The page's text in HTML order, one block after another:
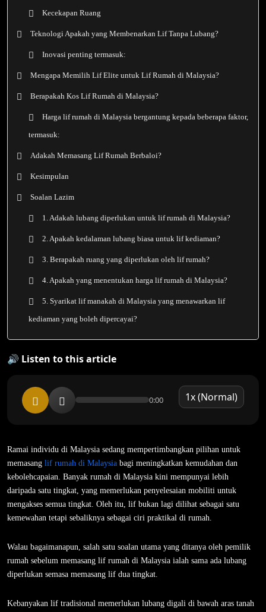
Kecekapan Ruang
Teknologi Apakah yang Membenarkan Lif Tanpa Lubang?
Inovasi penting termasuk:
Mengapa Memilih Lif Elite untuk Lif Rumah di Malaysia?
Berapakah Kos Lif Rumah di Malaysia?
Harga lif rumah di Malaysia bergantung kepada beberapa faktor,
termasuk:
Adakah Memasang Lif Rumah Berbaloi?
Kesimpulan
Soalan Lazim
1. Adakah lubang diperlukan untuk lif rumah di Malaysia?
2. Apakah kedalaman lubang biasa untuk lif kediaman?
3. Berapakah ruang yang diperlukan oleh lif rumah?
4. Apakah yang menentukan harga lif rumah di Malaysia?
5. Syarikat lif manakah di Malaysia yang menawarkan lif
kediaman yang boleh dipercayai?
🔊 Listen to this article
0:00
Ramai individu di Malaysia sedang mempertimbangkan pilihan untuk
memasang lif rumah di Malaysia bagi meningkatkan kemudahan dan
kebolehcapaian. Banyak rumah di Malaysia kini mempunyai lebih
daripada satu tingkat, yang memerlukan penyelesaian mobiliti untuk
mengakses semua tingkat. Oleh itu, lif bukan lagi dilihat sebagai satu
kemewahan tetapi sebaliknya sebagai ciri praktikal di rumah.
Walau bagaimanapun, salah satu soalan utama yang ditanya oleh pemilik
rumah sebelum memasang lif rumah di Malaysia ialah sama ada lubang
diperlukan semasa memasang lif dua tingkat.
Kebanyakan lif tradisional memerlukan lubang digali di bawah aras tanah